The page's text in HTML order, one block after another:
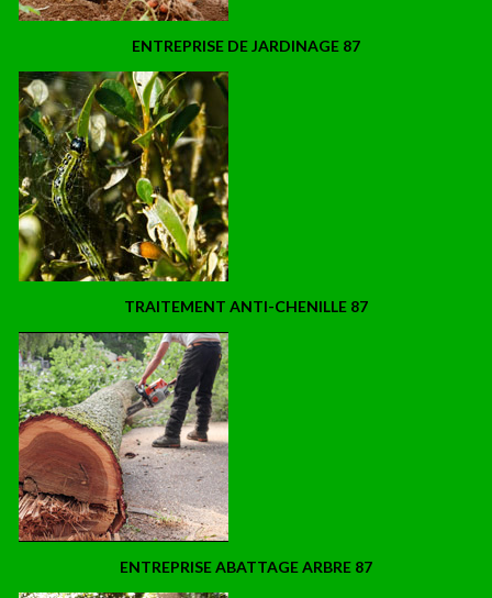
ENTREPRISE DE JARDINAGE 87
TRAITEMENT ANTI-CHENILLE 87
ENTREPRISE ABATTAGE ARBRE 87